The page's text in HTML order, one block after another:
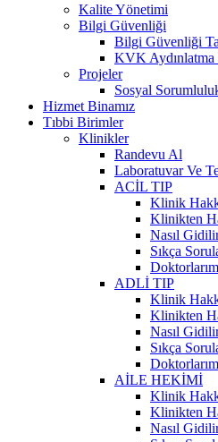
Kalite Yönetimi
Bilgi Güvenliği
Bilgi Güvenliği
KVK Aydınlatma
Projeler
Sosyal
Hizmet Binamız
Tıbbi Birimler
Klinikler
Randevu Al
Laboratuvar Ve
ACİL TIP
Klinik
Klinikten
Nasıl
Sıkça
ADLİ TIP
Klinik
Klinikten
Nasıl
Sıkça
AİLE HEKİMİ
Klinik
Klinikten
Nasıl